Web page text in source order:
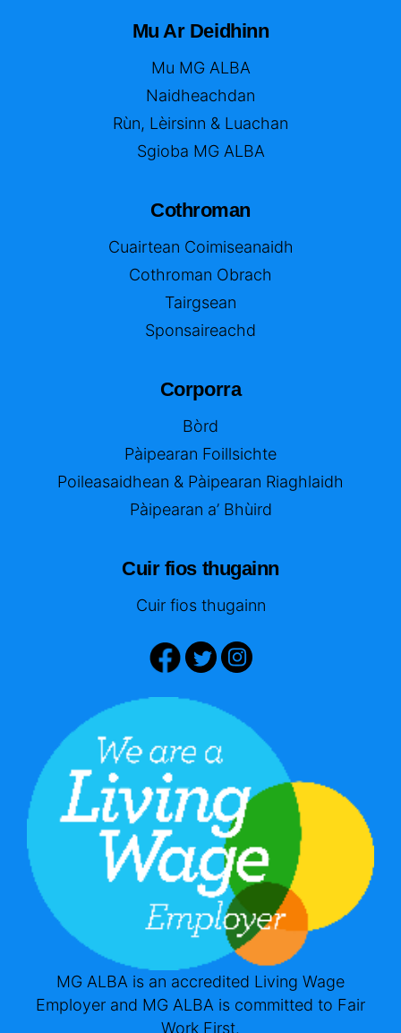
Mu Ar Deidhinn
Mu MG ALBA
Naidheachdan
Rùn, Lèirsinn & Luachan
Sgioba MG ALBA
Cothroman
Cuairtean Coimiseanaidh
Cothroman Obrach
Tairgsean
Sponsaireachd
Corporra
Bòrd
Pàipearan Foillsichte
Poileasaidhean & Pàipearan Riaghlaidh
Pàipearan a’ Bhùird
Cuir fios thugainn
Cuir fios thugainn
MG ALBA is an accredited Living Wage
Employer and MG ALBA is committed to Fair
Work First.